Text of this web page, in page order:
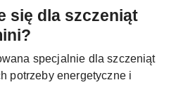
się dla szczeniąt
specjalnie dla szczeniąt
potrzeby energetyczne i